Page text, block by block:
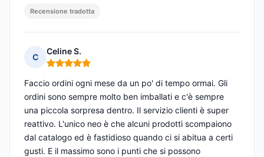
Recensione tradotta
C
Celine S.
Nota: 5 su 5
Faccio ordini ogni mese da un po' di tempo ormai. Gli
ordini sono sempre molto ben imballati e c'è sempre
una piccola sorpresa dentro. Il servizio clienti è super
reattivo. L'unico neo è che alcuni prodotti scompaiono
dal catalogo ed è fastidioso quando ci si abitua a certi
gusti. E il massimo sono i punti che si possono